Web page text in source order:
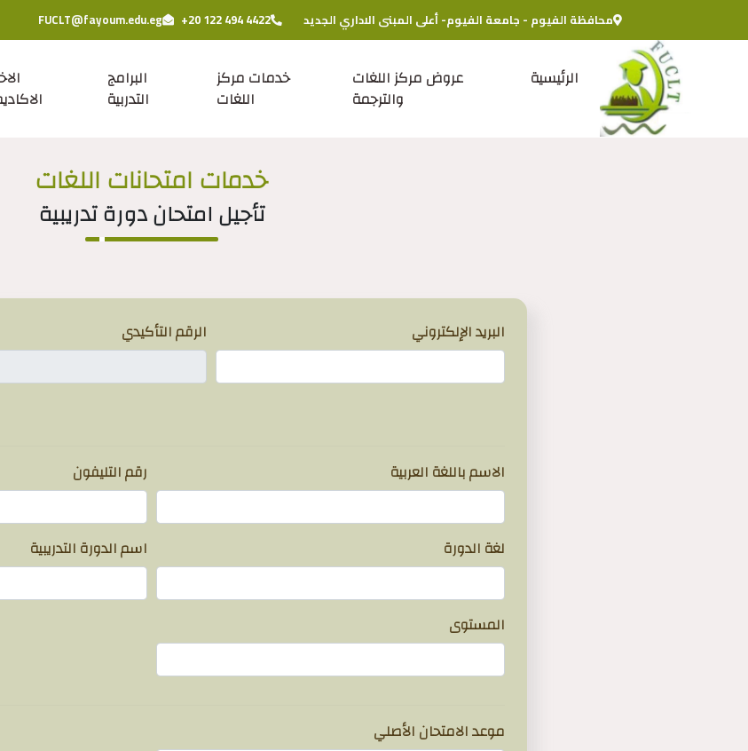
محافظة الفيوم - جامعة الفيوم- أعلى المبنى الاداري الجديد +20 122 494 4422
FUCLT@fayoum.edu.eg
الرئيسية
عروض مركز اللغات
والترجمة
خدمات مركز
اللغات
البرامج
التدربية
خدمات امتحانات اللغات
تأجيل امتحان دورة تدريبية
البريد الإلكتروني الرقم التأكيدي
الاسم باللغة العربية
رقم التليفون
لغة الدورة اسم الدورة التدريبية
المستوى
موعد الامتحان الأصلي